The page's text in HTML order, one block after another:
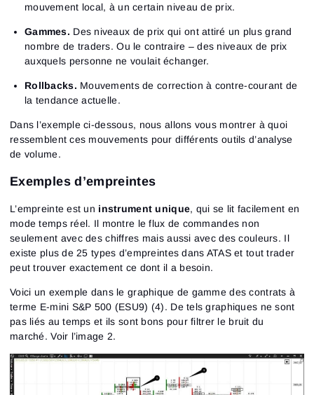
mouvement local, à un certain niveau de prix.
Gammes. Des niveaux de prix qui ont attiré un plus grand
nombre de traders. Ou le contraire – des niveaux de prix
auxquels personne ne voulait échanger.
Rollbacks. Mouvements de correction à contre-courant de
la tendance actuelle.
Dans l’exemple ci-dessous, nous allons vous montrer à quoi
ressemblent ces mouvements pour différents outils d’analyse
de volume.
Exemples d’empreintes
L’empreinte est un instrument unique, qui se lit facilement en
mode temps réel. Il montre le flux de commandes non
seulement avec des chiffres mais aussi avec des couleurs. Il
existe plus de 25 types d’empreintes dans ATAS et tout trader
peut trouver exactement ce dont il a besoin.
Voici un exemple dans le graphique de gamme des contrats à
terme E-mini S&P 500 (ESU9) (4). De tels graphiques ne sont
pas liés au temps et ils sont bons pour filtrer le bruit du
marché. Voir l’image 2.